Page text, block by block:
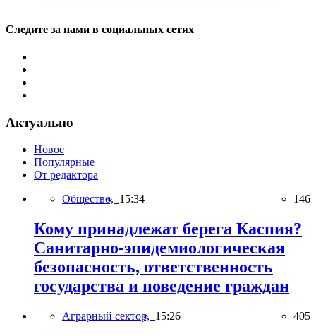
Следите за нами в социальных сетях
Актуально
Новое
Популярные
От редактора
Общество, 15:34 146
Кому принадлежат берега Каспия?
Санитарно-эпидемиологическая
безопасность, ответственность
государства и поведение граждан
Аграрный сектор, 15:26 405